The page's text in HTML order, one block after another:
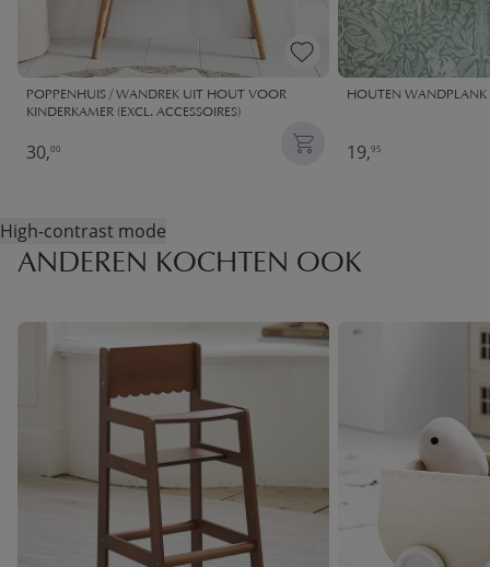
POPPENHUIS / WANDREK UIT HOUT VOOR
KINDERKAMER (EXCL. ACCESSOIRES)
30,00
HOUTEN
19,95
High-contrast mode
ANDEREN KOCHTEN OOK